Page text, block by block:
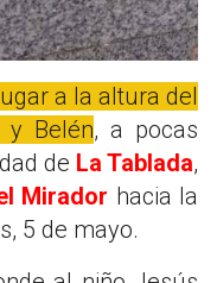
a la altura del
Belén, a pocas
de La Tablada,
Mirador hacia la
5 de mayo.